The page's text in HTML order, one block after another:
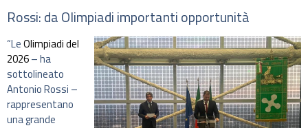
Rossi: da Olimpiadi importanti opportunità
“LeOlimpiadi del
2026– ha
sottolineato
Antonio Rossi –
rappresentano
una grande